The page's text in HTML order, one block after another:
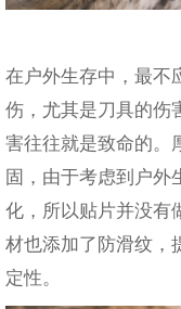
在户外生存中，最不
伤，尤其是刀具的伤
害往往就是致命的。
固，由于考虑到户外
化，所以贴片并没有
材也添加了防滑纹，
定性。